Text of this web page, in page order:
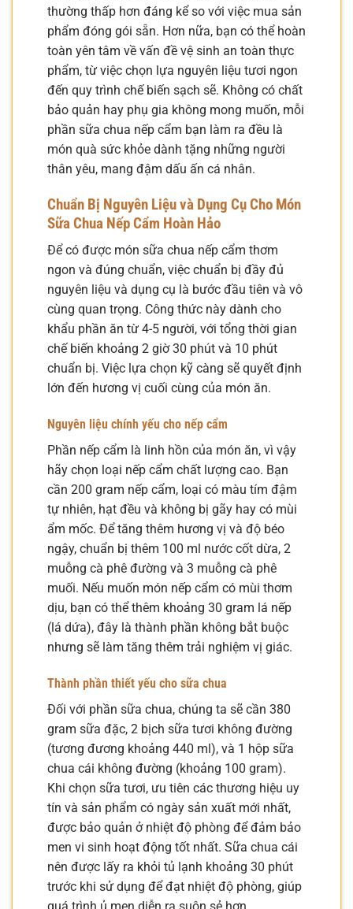
thường thấp hơn đáng kể so với việc mua sản
phẩm đóng gói sẵn. Hơn nữa, bạn có thể hoàn
toàn yên tâm về vấn đề vệ sinh an toàn thực
phẩm, từ việc chọn lựa nguyên liệu tươi ngon
đến quy trình chế biến sạch sẽ. Không có chất
bảo quản hay phụ gia không mong muốn, mỗi
phần sữa chua nếp cẩm bạn làm ra đều là
món quà sức khỏe dành tặng những người
thân yêu, mang đậm dấu ấn cá nhân.
Chuẩn Bị Nguyên Liệu và Dụng Cụ Cho Món
Sữa Chua Nếp Cẩm Hoàn Hảo
Để có được món sữa chua nếp cẩm thơm
ngon và đúng chuẩn, việc chuẩn bị đầy đủ
nguyên liệu và dụng cụ là bước đầu tiên và vô
cùng quan trọng. Công thức này dành cho
khẩu phần ăn từ 4-5 người, với tổng thời gian
chế biến khoảng 2 giờ 30 phút và 10 phút
chuẩn bị. Việc lựa chọn kỹ càng sẽ quyết định
lớn đến hương vị cuối cùng của món ăn.
Nguyên liệu chính yếu cho nếp cẩm
Phần nếp cẩm là linh hồn của món ăn, vì vậy
hãy chọn loại nếp cẩm chất lượng cao. Bạn
cần 200 gram nếp cẩm, loại có màu tím đậm
tự nhiên, hạt đều và không bị gãy hay có mùi
ẩm mốc. Để tăng thêm hương vị và độ béo
ngậy, chuẩn bị thêm 100 ml nước cốt dừa, 2
muỗng cà phê đường và 3 muỗng cà phê
muối. Nếu muốn món nếp cẩm có mùi thơm
dịu, bạn có thể thêm khoảng 30 gram lá nếp
(lá dứa), đây là thành phần không bắt buộc
nhưng sẽ làm tăng thêm trải nghiệm vị giác.
Thành phần thiết yếu cho sữa chua
Đối với phần sữa chua, chúng ta sẽ cần 380
gram sữa đặc, 2 bịch sữa tươi không đường
(tương đương khoảng 440 ml), và 1 hộp sữa
chua cái không đường (khoảng 100 gram).
Khi chọn sữa tươi, ưu tiên các thương hiệu uy
tín và sản phẩm có ngày sản xuất mới nhất,
được bảo quản ở nhiệt độ phòng để đảm bảo
men vi sinh hoạt động tốt nhất. Sữa chua cái
nên được lấy ra khỏi tủ lạnh khoảng 30 phút
trước khi sử dụng để đạt nhiệt độ phòng, giúp